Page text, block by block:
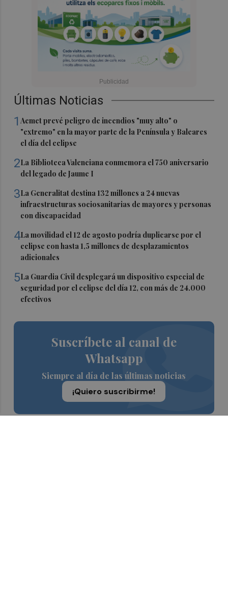
Últimas Noticias
1Aemet prevé peligro de incendios "muy alto" o
"extremo" en la mayor parte de la Península y Baleares
el día del eclipse
2La Biblioteca Valenciana conmemora el 750 aniversario
del legado de Jaume I
3La Generalitat destina 132 millones a 24 nuevas
infraestructuras sociosanitarias de mayores y personas
con discapacidad
4La movilidad el 12 de agosto podría duplicarse por el
eclipse con hasta 1,5 millones de desplazamientos
adicionales
5La Guardia Civil desplegará un dispositivo especial de
seguridad por el eclipse del día 12, con más de 24.000
efectivos
Suscríbete al canal de
Whatsapp
Siempre al día de las últimas noticias
¡Quiero suscribirme!